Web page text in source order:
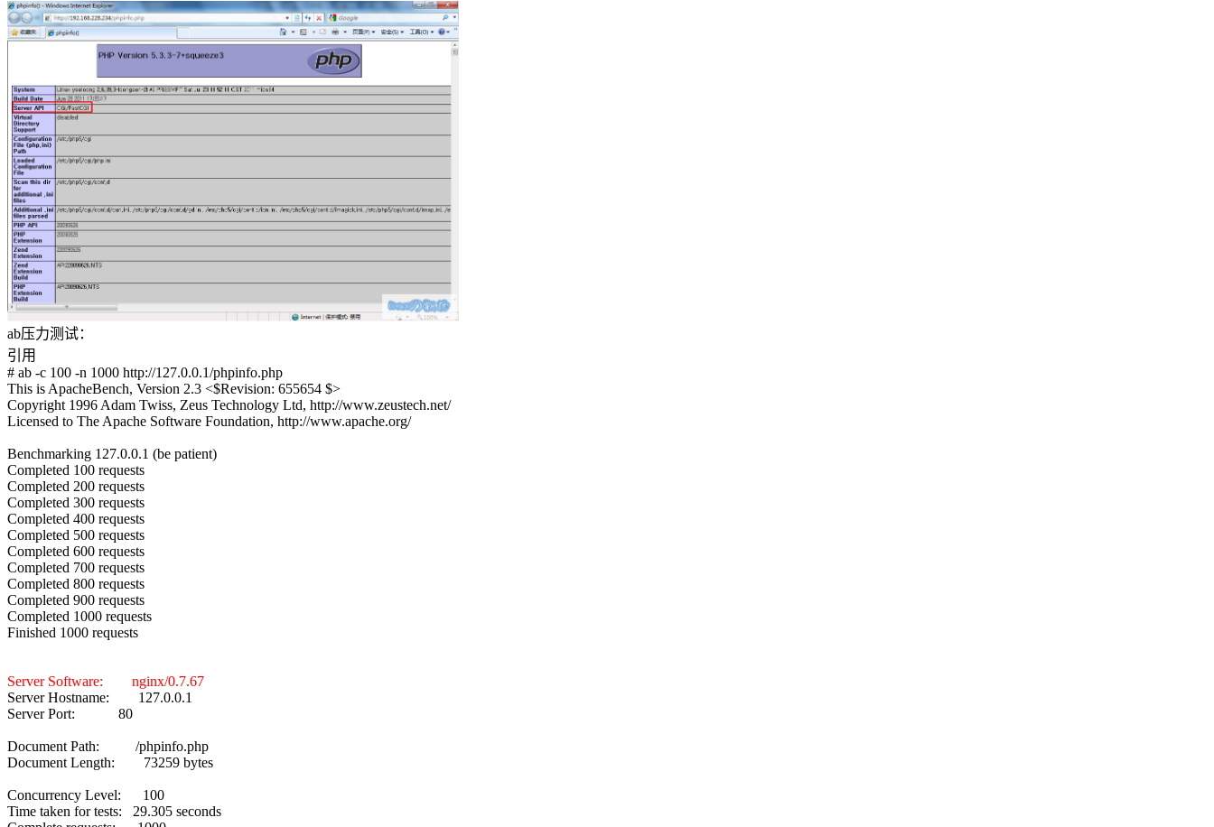
ab压力测试：
引用
# ab -c 100 -n 1000 http://127.0.0.1/phpinfo.php
This is ApacheBench, Version 2.3 <$Revision: 655654 $>
Copyright 1996 Adam Twiss, Zeus Technology Ltd, http://www.zeustech.net/
Licensed to The Apache Software Foundation, http://www.apache.org/
Benchmarking 127.0.0.1 (be patient)
Completed 100 requests
Completed 200 requests
Completed 300 requests
Completed 400 requests
Completed 500 requests
Completed 600 requests
Completed 700 requests
Completed 800 requests
Completed 900 requests
Completed 1000 requests
Finished 1000 requests
Server Software: nginx/0.7.67
Server Hostname: 127.0.0.1
Server Port: 80
Document Path: /phpinfo.php
Document Length: 73259 bytes
Concurrency Level: 100
Time taken for tests: 29.305 seconds